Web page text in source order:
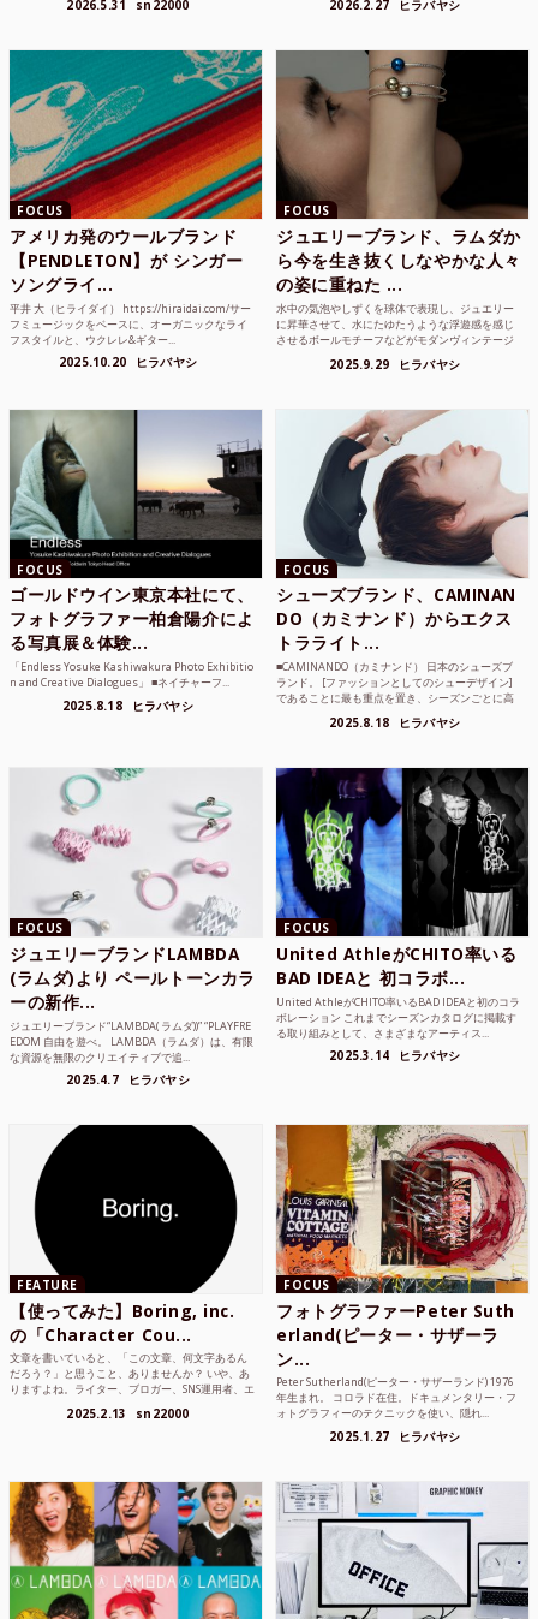
2026.5.31 sn22000 2026.2.27 ヒラバヤシ
FOCUS
アメリカ発のウールブランド
【PENDLETON】が シンガー
ソングライ...
平井 大（ヒライダイ） https://hiraidai.com/サー
フミュージックをベースに、オーガニックなライ
フスタイルと、ウクレレ&ギター...
2025.10.20 ヒラバヤシ
FOCUS
ジュエリーブランド、ラムダか
ら今を生き抜くしなやかな人々
の姿に重ねた ...
水中の気泡やしずくを球体で表現し、ジュエリー
に昇華させて、水にたゆたうような浮遊感を感じ
させるボールモチーフなどがモダンヴィンテージ
2025.9.29 ヒラバヤシ
FOCUS
ゴールドウイン東京本社にて、
フォトグラファー柏倉陽介によ
る写真展＆体験...
「Endless Yosuke Kashiwakura Photo Exhibitio
n and Creative Dialogues」 ■ネイチャーフ...
2025.8.18 ヒラバヤシ
FOCUS
シューズブランド、CAMINAN
DO（カミナンド）からエクス
トラライト...
■CAMINANDO（カミナンド） 日本のシューズブ
ランド。 [ファッションとしてのシューデザイン]
であることに最も重点を置き、シーズンごとに高
2025.8.18 ヒラバヤシ
FOCUS
ジュエリーブランドLAMBDA
(ラムダ)より ペールトーンカラ
ーの新作...
ジュエリーブランド“LAMBDA( ラムダ))” “PLAYFRE
EDOM 自由を遊べ。 LAMBDA（ラムダ）は、有限
な資源を無限のクリエイティブで追...
2025.4.7 ヒラバヤシ
FOCUS
United AthleがCHITO率いる
BAD IDEAと 初コラボ...
United AthleがCHITO率いるBAD IDEAと初のコラ
ボレーション これまでシーズンカタログに掲載す
る取り組みとして、さまざまなアーティス...
2025.3.14 ヒラバヤシ
FEATURE
【使ってみた】Boring, inc.
の「Character Cou...
文章を書いていると、「この文章、何文字あるん
だろう？」と思うこと、ありませんか？ いや、あ
りますよね。ライター、ブロガー、SNS運用者、エ
2025.2.13 sn22000
FOCUS
フォトグラファーPeter Suth
erland(ピーター・サザーラ
ン...
Peter Sutherland(ピーター・サザーランド) 1976
年生まれ。 コロラド在住。ドキュメンタリー・フ
ォトグラフィーのテクニックを使い、隠れ...
2025.1.27 ヒラバヤシ